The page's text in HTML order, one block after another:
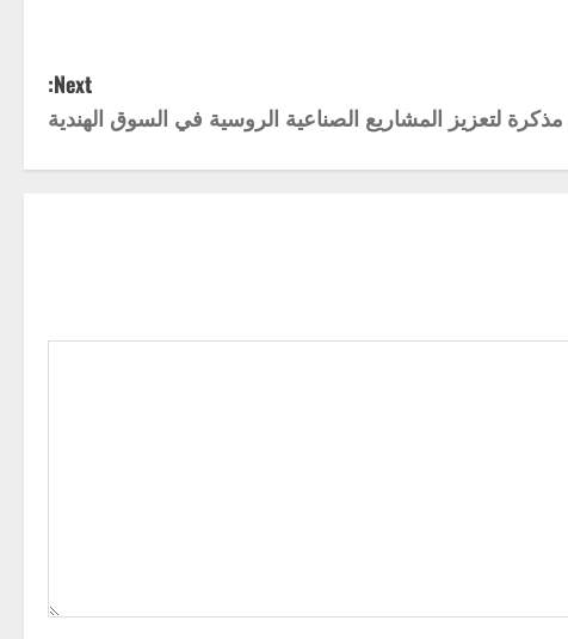
Next:
مذكرة لتعزيز المشاريع الصناعية الروسية في السوق الهندية